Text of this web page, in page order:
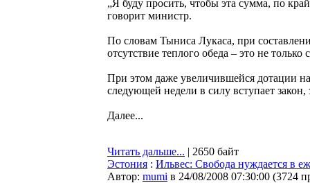
„Я буду просить, чтобы эта сумма, по
говорит министр.
По словам Тыниса Лукаса, при
отсутствие теплого обеда – это не
При этом даже увеличившейся дотации на
следующей недели в силу вступает
Далее...
Читать дальше... | 2650 байт
Эстония : Ильвес: Свобода нуждается в
Автор: mumi в 24/08/2008 07:30:00 (3724